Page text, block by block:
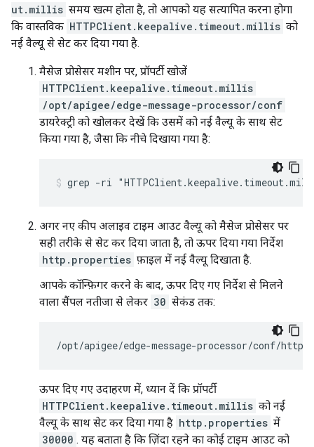
ut.millis समय खत्म होता है, तो आपको यह सत्यापित करना होगा
कि वास्तविक HTTPClient.keepalive.timeout.millis को
नई वैल्यू से सेट कर दिया गया है.
मैसेज प्रोसेसर मशीन पर, प्रॉपर्टी खोजें
HTTPClient.keepalive.timeout.millis
/opt/apigee/edge-message-processor/conf
डायरेक्ट्री को खोलकर देखें कि उसमें को नई वैल्यू के साथ सेट
किया गया है, जैसा कि नीचे दिखाया गया है:
अगर नए कीप अलाइव टाइम आउट वैल्यू को मैसेज प्रोसेसर पर
सही तरीके से सेट कर दिया जाता है, तो ऊपर दिया गया निर्देश
http.properties फ़ाइल में नई वैल्यू दिखाता है.
आपके कॉन्फ़िगर करने के बाद, ऊपर दिए गए निर्देश से मिलने
वाला सैंपल नतीजा से लेकर 30 सेकंड तक:
/opt/apigee/edge-message-processor/conf/
ऊपर दिए गए उदाहरण में, ध्यान दें कि प्रॉपर्टी
HTTPClient.keepalive.timeout.millis को नई
वैल्यू के साथ सेट कर दिया गया है http.properties में
30000 . यह बताता है कि ज़िंदा रहने का कोई टाइम आउट को